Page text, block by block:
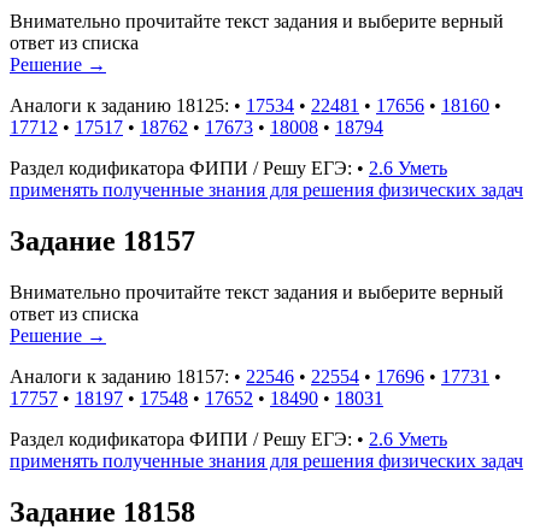
Внимательно прочитайте текст задания и выберите верный
ответ из списка
Решение →
Аналоги к заданию 18125: • 17534 • 22481 • 17656 • 18160 •
17712 • 17517 • 18762 • 17673 • 18008 • 18794
Раздел кодификатора ФИПИ / Решу ЕГЭ: • 2.6 Уметь
применять полученные знания для решения физических задач
Задание 18157
Внимательно прочитайте текст задания и выберите верный
ответ из списка
Решение →
Аналоги к заданию 18157: • 22546 • 22554 • 17696 • 17731 •
17757 • 18197 • 17548 • 17652 • 18490 • 18031
Раздел кодификатора ФИПИ / Решу ЕГЭ: • 2.6 Уметь
применять полученные знания для решения физических задач
Задание 18158